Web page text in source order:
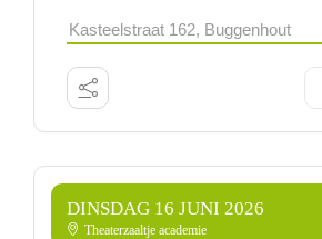
Kasteelstraat 162, Buggenhout
DINSDAG 16 JUNI 2026
Theaterzaaltje academie